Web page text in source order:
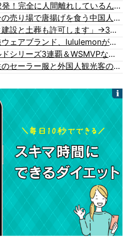
海外「大谷翔平が1試合2発！完全に人間離れしているんだが…」
【移民政策反対】イオンの売り場で唐揚げを食う中国人の子供
【炎上】藤沢市「モスク建設と土葬も許可します」→3万人の反対署名も却下
【知ってた？】カナダ発ウェアブランド、lululemonが日本でオープン→店名は日本差別からできた？
海外「大谷翔平がワールドシリーズ3連覇＆WSMVPなら歴代何位？海外ファンの答えがこちら」
韓国人「日本の女子高生のセーラー服と外国人観光客の関係性」